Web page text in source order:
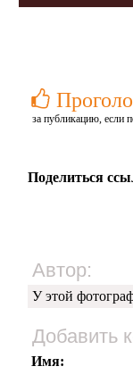
за публикацию, если
Поделиться
Автор:
У этой
Добавить
Имя: